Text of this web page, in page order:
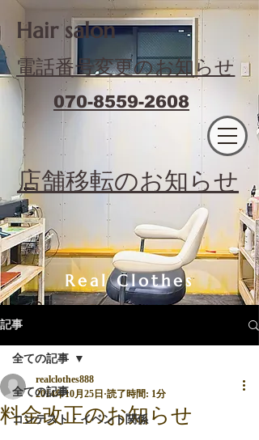
​Hair salon
電話番号変更のお知らせ
070-8559-2608
​店舗移転のお知らせ
Real Clothes
記事
全ての記事
コンテスト・イベント関係
全ての記事
料金改正のお知らせ
realclothes888
2014年10月25日 読了時間: 1分